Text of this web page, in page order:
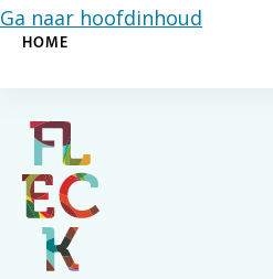
Ga naar hoofdinhoud
HOME